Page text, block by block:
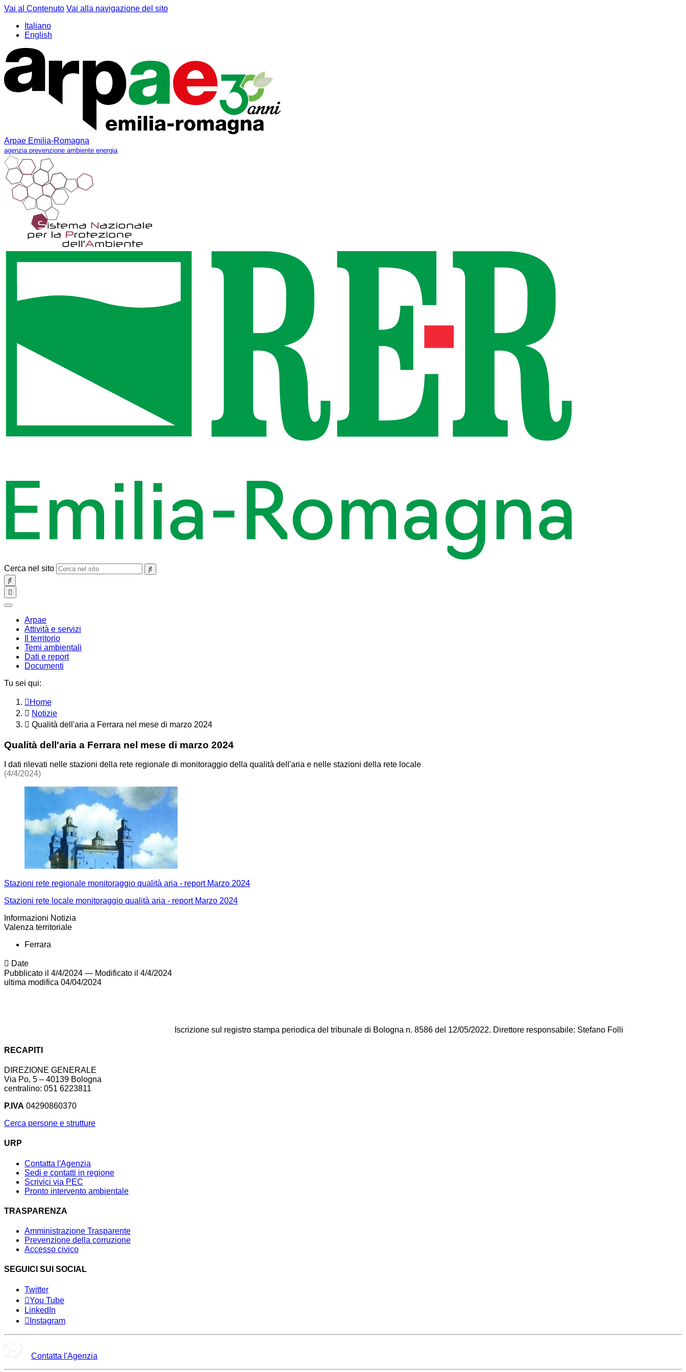
Vai al Contenuto Vai alla navigazione del sito
Italiano
English
Arpae Emilia-Romagna
agenzia prevenzione ambiente energia
Cerca nel sito
SEARCH
Toggle
navigation
chiudi
Arpae
Attività e servizi
Il territorio
Temi ambientali
Dati e report
Documenti
Tu sei qui:
Home
Notizie
Qualità dell'aria a Ferrara nel mese di marzo 2024
Qualità dell'aria a Ferrara nel mese di marzo 2024
I dati rilevati nelle stazioni della rete regionale di monitoraggio della qualità dell'aria e nelle stazioni della rete locale
(4/4/2024)
Stazioni rete regionale monitoraggio qualità aria - report Marzo 2024
Stazioni rete locale monitoraggio qualità aria - report Marzo 2024
Informazioni Notizia
Valenza territoriale
Ferrara
Date
Pubblicato il 4/4/2024 — Modificato il 4/4/2024
ultima modifica 04/04/2024
Iscrizione sul registro stampa periodica del tribunale di Bologna n. 8586 del 12/05/2022. Direttore responsabile: Stefano Folli
RECAPITI
DIREZIONE GENERALE
Via Po, 5 – 40139 Bologna
centralino: 051 6223811
P.IVA 04290860370
Cerca persone e strutture
URP
Contatta l'Agenzia
Sedi e contatti in regione
Scrivici via PEC
Pronto intervento ambientale
TRASPARENZA
Amministrazione Trasparente
Prevenzione della corruzione
Accesso civico
SEGUICI SUI SOCIAL
Twitter
You Tube
LinkedIn
Instagram
Contatta l'Agenzia